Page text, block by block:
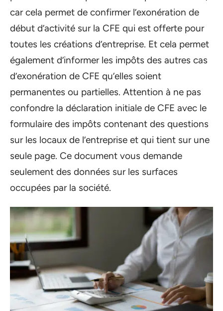
car cela permet de confirmer l’exonération de
début d’activité sur la CFE qui est offerte pour
toutes les créations d’entreprise. Et cela permet
également d’informer les impôts des autres cas
d’exonération de CFE qu’elles soient
permanentes ou partielles. Attention à ne pas
confondre la déclaration initiale de CFE avec le
formulaire des impôts contenant des questions
sur les locaux de l’entreprise et qui tient sur une
seule page. Ce document vous demande
seulement des données sur les surfaces
occupées par la société.